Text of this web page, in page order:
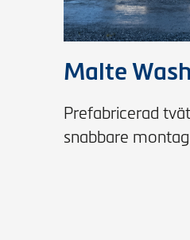
Malte
Prefabricerad
snabbare